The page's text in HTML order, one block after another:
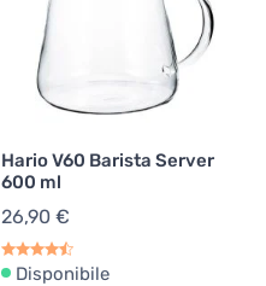
Hario V60 Barista Server
600 ml
26,90 €
Disponibile